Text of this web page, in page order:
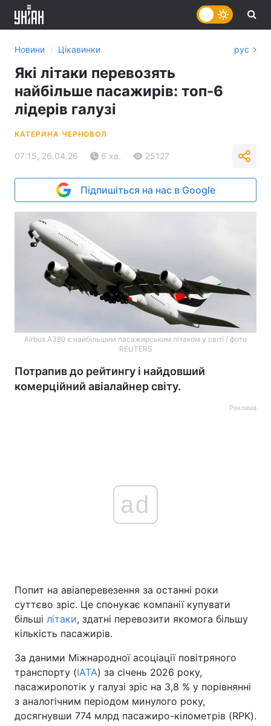
Головна Війна
Україна Політика
Спорт Наука
Техно і зв'язок Лайт
Новини › Цікавинки рус
Які літаки перевозять
найбільше пасажирів: топ-6
лідерів галузі
КАТЕРИНА ЧЕРНОВОЛ
07:15, 26.04.26 6 хв. 25127
Підпишіться на нас в Google
Airbus A380 є найбільшим пасажирським літаком у світі / фото
REUTERS
Потрапив до рейтингу і найдовший
комерційний авіалайнер світу.
Реклама
ad
Попит на авіаперевезення за останні роки
суттєво зріс. Це спонукає компанії купувати
більші літаки, здатні перевозити якомога більшу
кількість пасажирів.
За даними Міжнародної асоціації повітряного
транспорту (IATA) за січень 2026 року,
пасажиропотік у галузі зріс на 3,8 % у порівнянні
з аналогічним періодом минулого року,
досягнувши 774 млрд пасажиро-кілометрів (RPK).